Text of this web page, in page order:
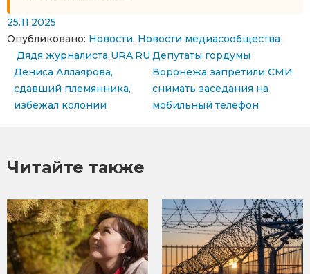
25.11.2025
Опубликовано: Новости, Новости медиасообщества
Навигация по записям
Дядя журналиста URA.RU
Дениса Аллаярова,
сдавший племянника,
избежал колонии
Депутаты гордумы
Воронежа запретили СМИ
снимать заседания на
мобильный телефон
Читайте также